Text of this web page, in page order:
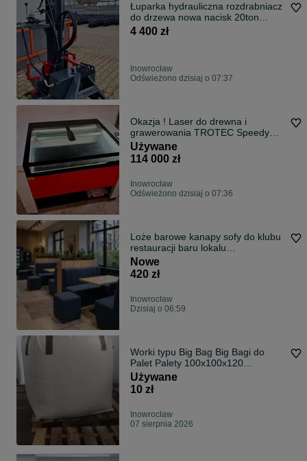
Łuparka hydrauliczna rozdrabniacz
do drzewa nowa nacisk 20ton
dostawa
4 400 zł
Inowrocław
Odświeżono dzisiaj o 07:37
Okazja ! Laser do drewna i
grawerowania TROTEC Speedy
400 Nowa 2025 r.
Używane
114 000 zł
Inowrocław
Odświeżono dzisiaj o 07:36
Loże barowe kanapy sofy do klubu
restauracji baru lokalu
PRODUCENT
Nowe
420 zł
Inowrocław
Dzisiaj o 06:59
Worki typu Big Bag Big Bagi do
Palet Palety 100x100x120
100x100x180 cm
Używane
10 zł
Inowrocław
07 sierpnia 2026